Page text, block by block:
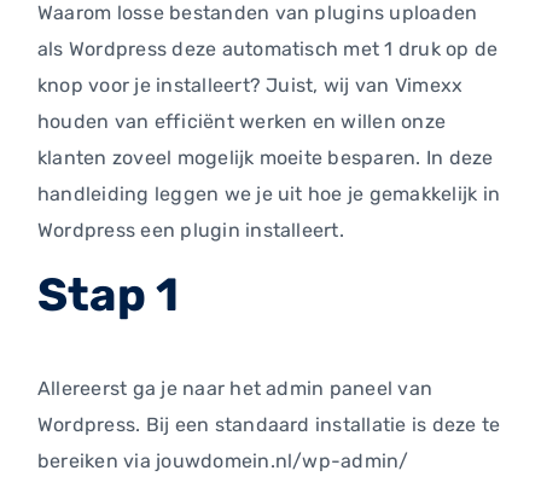
Waarom losse bestanden van plugins uploaden
als Wordpress deze automatisch met 1 druk op de
knop voor je installeert? Juist, wij van Vimexx
houden van efficiënt werken en willen onze
klanten zoveel mogelijk moeite besparen. In deze
handleiding leggen we je uit hoe je gemakkelijk in
Wordpress een plugin installeert.
Stap 1
Allereerst ga je naar het admin paneel van
Wordpress. Bij een standaard installatie is deze te
bereiken via jouwdomein.nl/wp-admin/